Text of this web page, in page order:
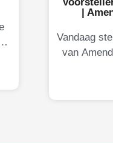
|
Vandaag
van